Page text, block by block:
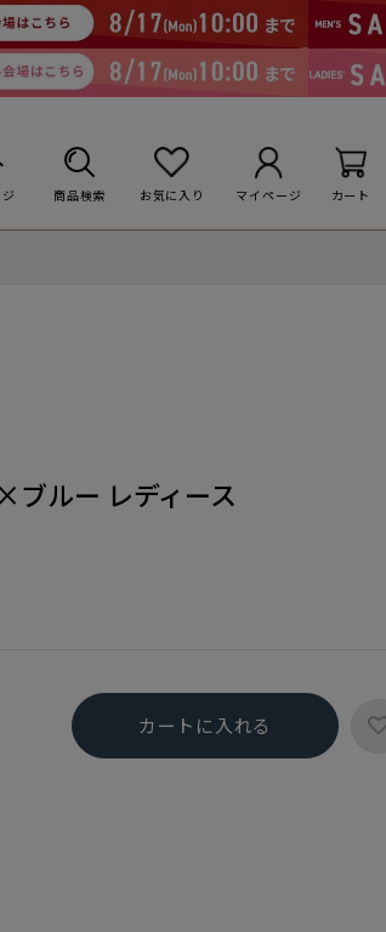
商品検索 お気に入り マイページ カート
ブルー レディース
カートに入れる